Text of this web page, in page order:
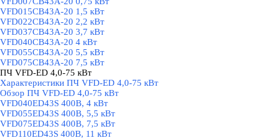
VFD015CB43A-20 1,5 кВт
VFD022CB43A-20 2,2 кВт
VFD037CB43A-20 3,7 кВт
VFD040CB43A-20 4 кВт
VFD055CB43A-20 5,5 кВт
VFD075CB43A-20 7,5 кВт
ПЧ VFD-ED 4,0-75 кВт
Характеристики ПЧ VFD-ED 4,0-75 кВт
Обзор ПЧ VFD-ED 4,0-75 кВт
VFD040ED43S 400В, 4 кВт
VFD055ED43S 400В, 5,5 кВт
VFD075ED43S 400В, 7,5 кВт
VFD110ED43S 400В, 11 кВт